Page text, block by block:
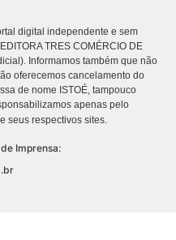
digital independente e sem
TRES COMÉRCIO DE
Informamos também que não
oferecemos cancelamento do
de nome ISTOÉ, tampouco
apenas pelo
e seus respectivos sites.
Imprensa: